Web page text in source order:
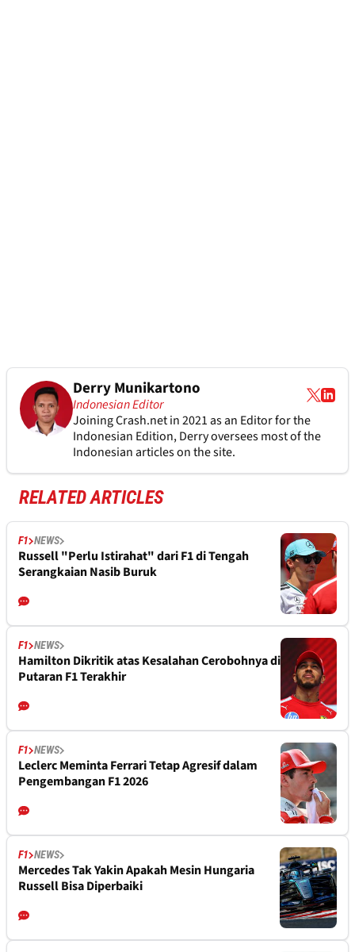
Derry Munikartono
Indonesian Editor
Joining Crash.net in 2021 as an Editor for the
Indonesian Edition, Derry oversees most of the
Indonesian articles on the site.
RELATED ARTICLES
F1 NEWS
Russell "Perlu Istirahat" dari F1 di Tengah
Serangkaian Nasib Buruk
F1 NEWS
Hamilton Dikritik atas Kesalahan Cerobohnya di
Putaran F1 Terakhir
F1 NEWS
Leclerc Meminta Ferrari Tetap Agresif dalam
Pengembangan F1 2026
F1 NEWS
Mercedes Tak Yakin Apakah Mesin Hungaria
Russell Bisa Diperbaiki